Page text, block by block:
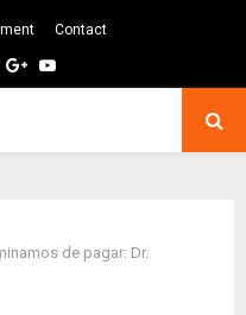
Contact
GoogleYoutube
de pagar: Dr.